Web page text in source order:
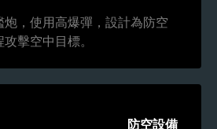
，使用高爆彈，設計為防空
擊空中目標。
防空設備